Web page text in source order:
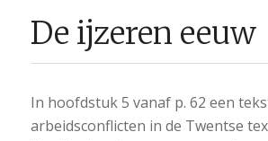
De ijzeren eeuw
In hoofdstuk 5 vanaf p. 62 een
arbeidsconflicten in de Twentse